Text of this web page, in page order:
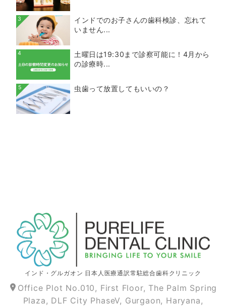
3
インドでのお子さんの歯科検診、忘れて
いません...
4
土曜日は19:30まで診察可能に！4月から
の診療時...
5 虫歯って放置してもいいの？
インド ・グルガオン 日本人医療通訳常駐総合歯科クリニック
Office Plot No.010, First Floor, The Palm Spring
Plaza, DLF City PhaseV, Gurgaon, Haryana,